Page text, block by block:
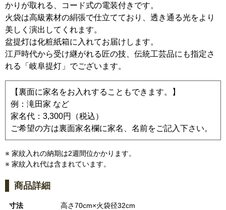
かりが取れる、コード式の電装付きです。
火袋は高級素材の絹張で仕立てており、透き通る光をより
美しく演出してくれます。
盆提灯は化粧紙箱に入れてお届けします。
江戸時代から受け継がれる匠の技、伝統工芸品にも指定さ
れる「岐阜提灯」でございます。
【裏面に家名をお入れすることもできます。】
例：滝田家 など
家名代：3,300円（税込）
ご希望の方は裏面家名欄に家名、名前をご記入下さい。
※ 家紋入れの納期は2週間位かかります。
※ 家紋入れ代は含まれています。
商品詳細
寸法
高さ70cm×火袋径32cm